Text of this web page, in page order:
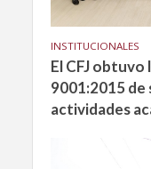
INSTITUCIONALES
El CFJ
9001:2015 de
actividades